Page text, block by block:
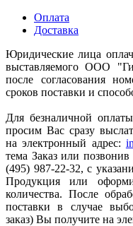
Оплата
Доставка
Юридические лица
выставляемого ООО
после согласования
сроков поставки и
Для безналичной
просим Вас сразу
на электронный адрес:
тема Заказ или
(495) 987-22-32, с
Продукция или
количества. После
поставки в случае
заказ) Вы получите на